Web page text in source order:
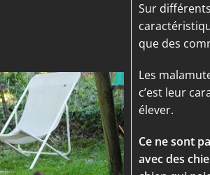
Sur
que des
Les
c’est leur
élever.
Ce ne sont
avec des